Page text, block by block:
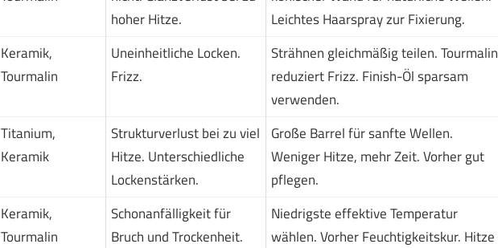
hoher Hitze.
Leichtes Haarspray zur Fixierung.
Keramik,
Tourmalin
Uneinheitliche Locken.
Frizz.
Strähnen gleichmäßig teilen. Tourmalin
reduziert Frizz. Finish-Öl sparsam
verwenden.
Titanium,
Keramik
Strukturverlust bei zu viel
Hitze. Unterschiedliche
Lockenstärken.
Große Barrel für sanfte Wellen.
Weniger Hitze, mehr Zeit. Vorher gut
pflegen.
Keramik,
Tourmalin
Schonanfälligkeit für
Bruch und Trockenheit.
Niedrigste effektive Temperatur
wählen. Vorher Feuchtigkeitskur. Hitze